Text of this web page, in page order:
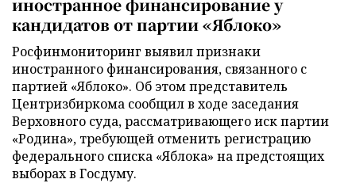
иностранное финансирование у
кандидатов от партии «Яблоко»
Росфинмониторинг выявил признаки
иностранного финансирования, связанного с
партией «Яблоко». Об этом представитель
Центризбиркома сообщил в ходе заседания
Верховного суда, рассматривающего иск партии
«Родина», требующей отменить регистрацию
федерального списка «Яблока» на предстоящих
выборах в Госдуму.